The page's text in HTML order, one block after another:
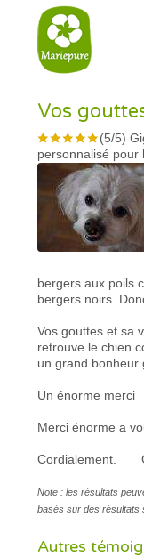
Vos
(5/5)
personnalisé pour
bergers aux poils
bergers noirs.
Vos gouttes et sa
retrouve le chien
un grand bonheur
Un énorme merci
Merci énorme a
Cordialement.
Note : les résultats
basés sur des résultats
Autres